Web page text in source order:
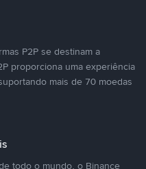
P2P se destinam a
proporciona uma experiência
mais de 70 moedas
todo o mundo, o Binance